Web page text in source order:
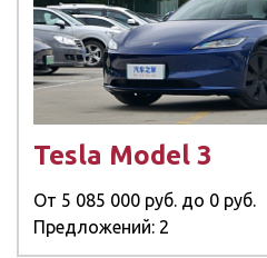
Tesla Model 3
От 5 085 000 руб. до 0 руб.
Предложений: 2